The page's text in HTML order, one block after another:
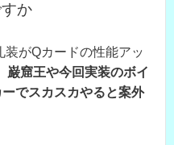
か
がQカードの性能アッ
巌窟王や今回実装のボイ
でスカスカやると案外